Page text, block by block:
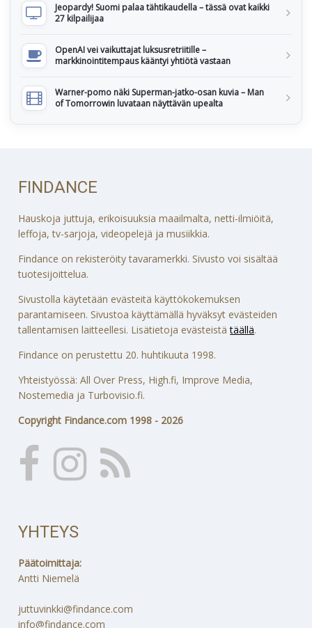
Jeopardy! Suomi palaa tähtikaudella – tässä ovat kaikki
27 kilpailijaa
OpenAI vei vaikuttajat luksusretriitille –
markkinointitempaus kääntyi yhtiötä vastaan
Warner-pomo näki Superman-jatko-osan kuvia – Man
of Tomorrowin luvataan näyttävän upealta
FINDANCE
Hauskoja juttuja, erikoisuuksia maailmalta, netti-ilmiöitä,
leffoja, tv-sarjoja, videopelejä ja musiikkia.
Findance on rekisteröity tavaramerkki. Sivusto voi sisältää
tuotesijoittelua.
Sivustolla käytetään evästeitä käyttökokemuksen
parantamiseen. Sivustoa käyttämällä hyväksyt evästeiden
tallentamisen laitteellesi. Lisätietoja evästeistätäällä.
Findance on perustettu 20. huhtikuuta 1998.
Yhteistyössä: All Over Press, High.fi, Improve Media,
Nostemedia ja Turbovisio.fi.
Copyright Findance.com 1998 - 2026
YHTEYS
Päätoimittaja:
Antti Niemelä
juttuvinkki@findance.com
info@findance.com